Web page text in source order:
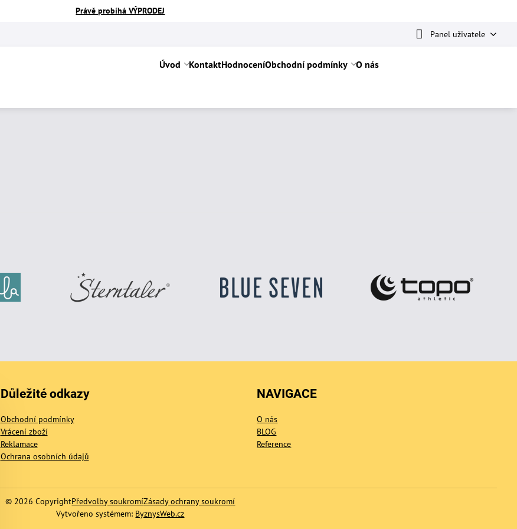
Právě probíhá VÝPRODEJ
Panel uživatele
Úvod KontaktHodnoceníObchodní podmínky O nás
Důležité odkazy
Obchodní podmínky
Vrácení zboží
Reklamace
Ochrana osobních údajů
NAVIGACE
O nás
BLOG
Reference
© 2026 CopyrightPředvolby soukromíZásady ochrany soukromí
Vytvořeno systémem: ByznysWeb.cz